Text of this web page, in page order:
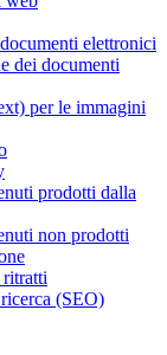
elettronici
dei documenti
per le immagini
prodotti dalla
non prodotti
ritratti
(SEO)